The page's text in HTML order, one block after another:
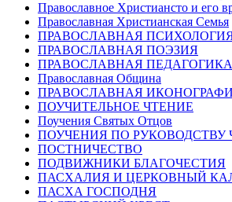
Православное Христиансто и его
Православная Христианская Семья
ПРАВОСЛАВНАЯ
ПРАВОСЛАВНАЯ ПОЭЗИЯ
ПРАВОСЛАВНАЯ ПЕДАГОГИКА
Православная Община
ПРАВОСЛАВНАЯ
ПОУЧИТЕЛЬНОЕ ЧТЕНИЕ
Поучения Святых Отцов
ПОУЧЕНИЯ ПО РУКОВОДСТВУ
ПОСТНИЧЕСТВО
ПОДВИЖНИКИ БЛАГОЧЕСТИЯ
ПАСХАЛИЯ И ЦЕРКОВНЫЙ
ПАСХА ГОСПОДНЯ